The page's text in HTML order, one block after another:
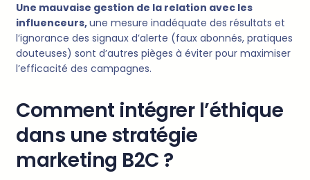
Une mauvaise gestion de la relation avec les
influenceurs,une mesure inadéquate des résultats et
l’ignorance des signaux d’alerte (faux abonnés, pratiques
douteuses) sont d’autres pièges à éviter pour maximiser
l’efficacité des campagnes.
Comment intégrer l’éthique
dans une stratégie
marketing B2C ?